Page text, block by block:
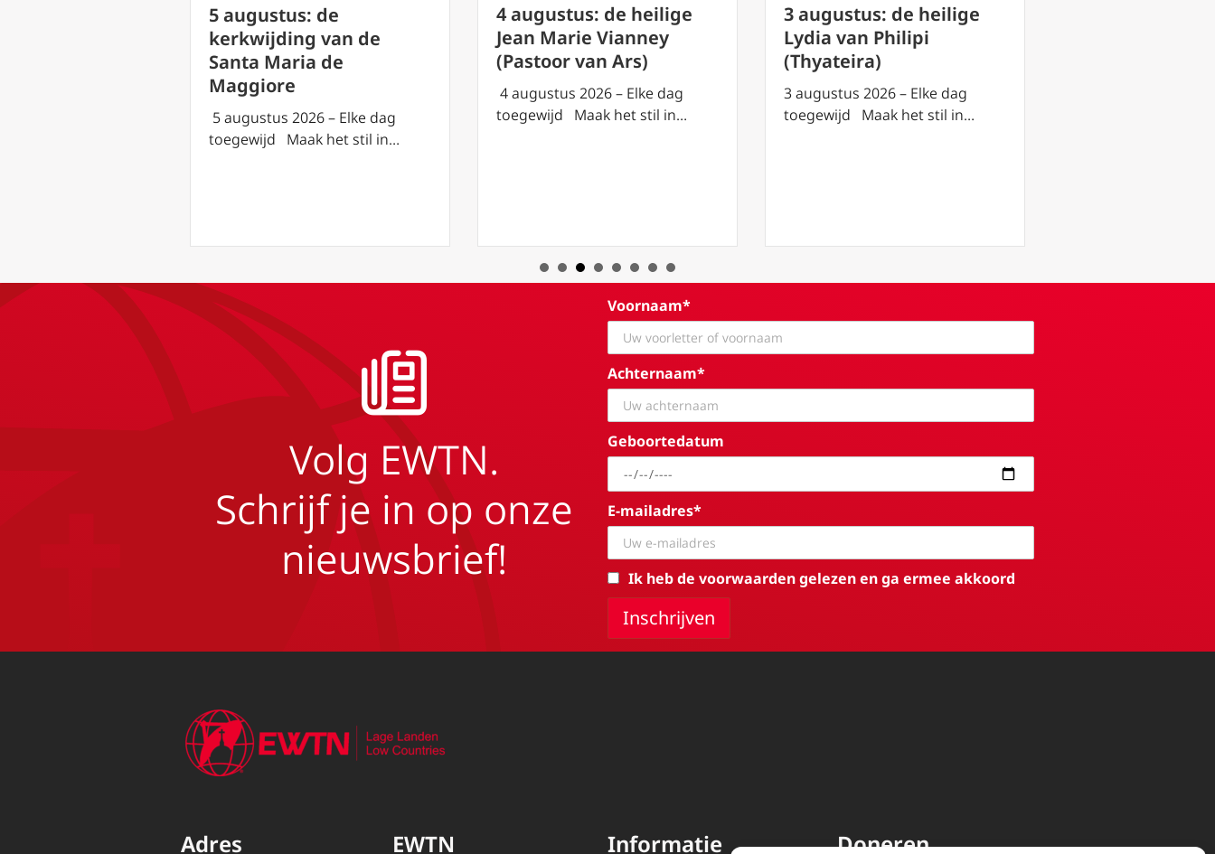
5 augustus: de
kerkwijding van de
Santa Maria de
Maggiore
5 augustus 2026 – Elke dag
toegewijd Maak het stil in…
4 augustus: de heilige
Jean Marie Vianney
(Pastoor van Ars)
4 augustus 2026 – Elke dag
toegewijd Maak het stil in…
3 augustus: de heilige
Lydia van Philipi
(Thyateira)
3 augustus 2026 – Elke dag
toegewijd Maak het stil in…
Volg EWTN.
Schrijf je in op onze
nieuwsbrief!
Voornaam*
Achternaam*
Geboortedatum
E-mailadres*
Ik heb de voorwaarden gelezen en ga ermee akkoord
Adres EWTN Informatie Doneren